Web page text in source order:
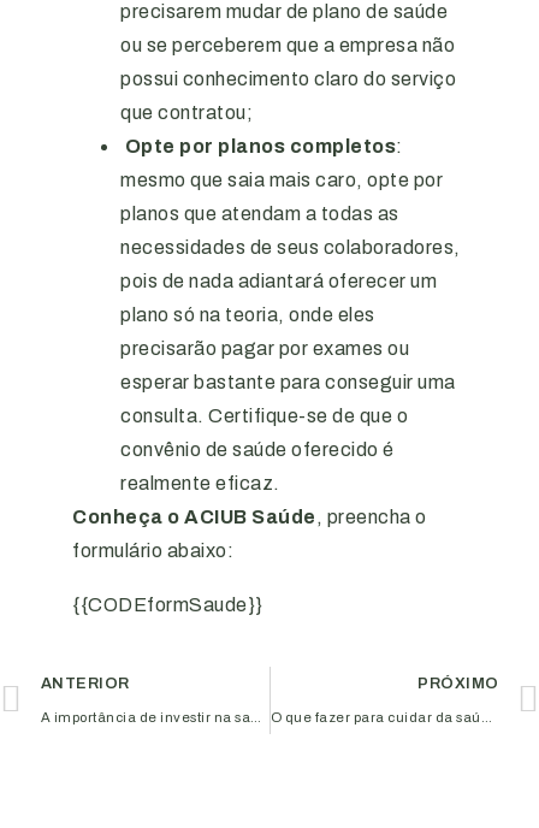
precisarem mudar de plano de saúde
ou se perceberem que a empresa não
possui conhecimento claro do serviço
que contratou;
Opte por planos completos:
mesmo que saia mais caro, opte por
planos que atendam a todas as
necessidades de seus colaboradores,
pois de nada adiantará oferecer um
plano só na teoria, onde eles
precisarão pagar por exames ou
esperar bastante para conseguir uma
consulta. Certifique-se de que o
convênio de saúde oferecido é
realmente eficaz.
Conheça o ACIUB Saúde , preencha o
formulário abaixo:
{{CODEformSaude}}
ANTERIOR PRÓXIMO